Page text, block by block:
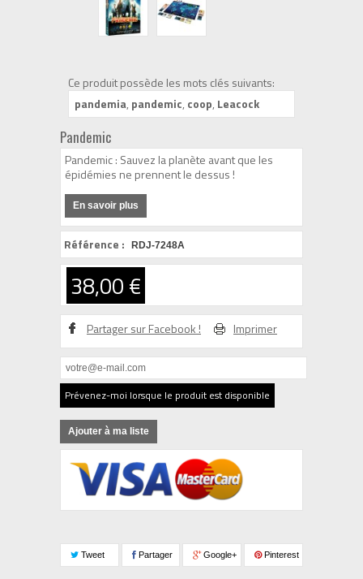
Ce produit possède les mots clés suivants:
pandemia, pandemic, coop, Leacock
Pandemic
Pandemic : Sauvez la planète avant que les
épidémies ne prennent le dessus !
En savoir plus
Référence : RDJ-7248A
38,00 €
Partager sur Facebook ! Imprimer
Prévenez-moi lorsque le produit est disponible
Ajouter à ma liste
Tweet Partager Google+ Pinterest